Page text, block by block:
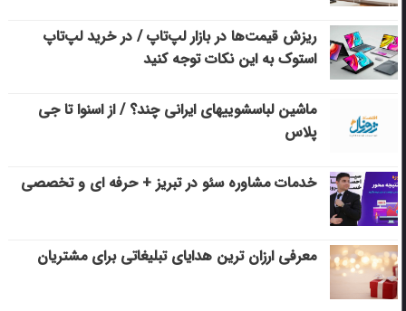
ریزش قیمت‌ها در بازار لپ‌تاپ / در خرید لپ‌تاپ
استوک به این نکات توجه کنید
ماشین لباسشویی‎های ایرانی چند؟ / از اسنوا تا جی
پلاس
خدمات مشاوره سئو در تبریز + حرفه ای و تخصصی
معرفی ارزان ترین هدایای تبلیغاتی برای مشتریان